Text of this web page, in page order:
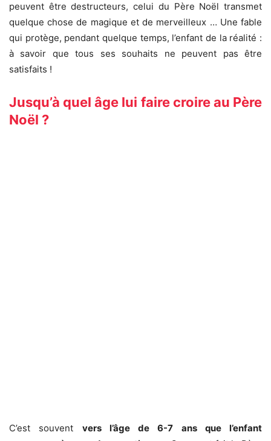
peuvent être destructeurs, celui du Père Noël transmet
quelque chose de magique et de merveilleux … Une fable
qui protège, pendant quelque temps, l’enfant de la réalité :
à savoir que tous ses souhaits ne peuvent pas être
satisfaits !
Jusqu’à quel âge lui faire croire au Père
Noël ?
C’est souvent vers l’âge de 6-7 ans que l’enfant